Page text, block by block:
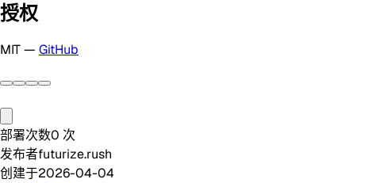
授权
MIT — GitHub
部署次数0 次
发布者futurize.rush
创建于2026-04-04